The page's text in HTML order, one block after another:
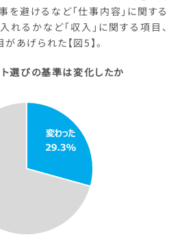
を避けるなど「仕事内容」に関する
れるかなど「収入」に関する項目、
あげられた【図5】。
ト選びの基準は変化したか